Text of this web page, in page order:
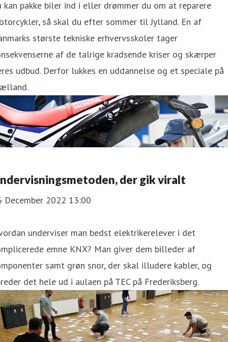
kan pakke biler ind i eller drømmer du om at reparere
så skal du efter sommer til Jylland. En af
største tekniske erhvervsskoler tager
af de talrige kradsende kriser og skærper
udbud. Derfor lukkes en uddannelse og et speciale på
der gik viralt
December 2022 13:00
underviser man bedst elektrikerelever i det
emne KNX? Man giver dem billeder af
samt grøn snor, der skal illudere kabler, og
det hele ud i aulaen på TEC på Frederiksberg.